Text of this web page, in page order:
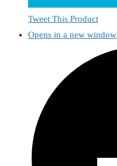
Tweet This Product
Opens in a new window